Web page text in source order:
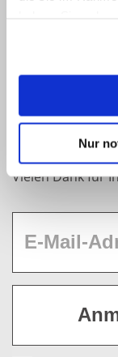
Erfahren Sie in
darüber, wer wir
und wie wir
Sie können Ihre
Nur
informiert
einem Klick
Vielen Dank für